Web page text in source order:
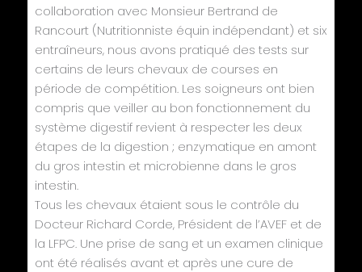
collaboration avec Monsieur Bertrand de
Rancourt (Nutritionniste équin indépendant) et six
entraîneurs, nous avons pratiqué des tests sur
certains de leurs chevaux de courses en
période de compétition. Les soigneurs ont bien
compris que veiller au bon fonctionnement du
système digestif revient à respecter les deux
étapes de la digestion ; enzymatique en amont
du gros intestin et microbienne dans le gros
intestin.
Tous les chevaux étaient sous le contrôle du
Docteur Richard Corde, Président de l’AVEF et de
la LFPC. Une prise de sang et un examen clinique
ont été réalisés avant et après une cure de